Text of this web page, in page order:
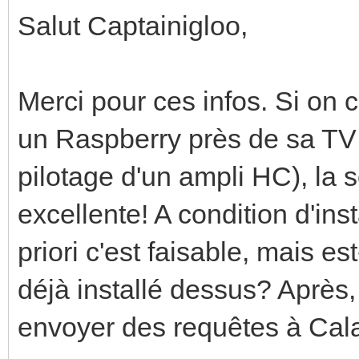
Salut Captainigloo,
Merci pour ces infos. Si on
un Raspberry près de sa
pilotage d'un ampli HC), la
excellente! A condition
priori c'est faisable, mais
déjà installé dessus?
envoyer des requêtes à